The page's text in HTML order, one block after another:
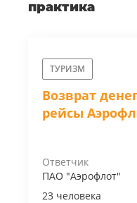
практика
ТУРИЗМ
Возврат
рейсы
Ответчик
ПАО "Аэрофлот"
23 человека